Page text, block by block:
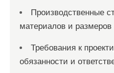
Производственные
материалов и размеров
Требования к
обязанности и